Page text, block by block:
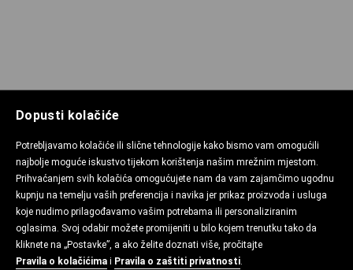
Dopusti kolačiće
Potrebljavamo kolačiće ili slične tehnologije kako bismo vam omogućili
najbolje moguće iskustvo tijekom korištenja našim mrežnim mjestom.
Prihvaćanjem svih kolačića omogućujete nam da vam zajamčimo ugodnu
kupnju na temelju vaših preferencija i navika jer prikaz proizvoda i usluga
koje nudimo prilagođavamo vašim potrebama ili personaliziranim
oglasima. Svoj odabir možete promijeniti u bilo kojem trenutku tako da
kliknete na „Postavke”, a ako želite doznati više, pročitajte
Pravila o kolačićima i Pravila o zaštiti privatnosti.